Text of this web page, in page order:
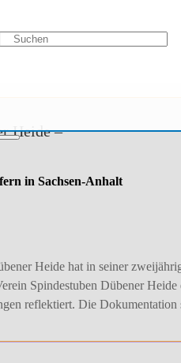
Heide –
in Sachsen-Anhalt
Heide hat in seiner
Spindestuben Dübener
reflektiert. Die